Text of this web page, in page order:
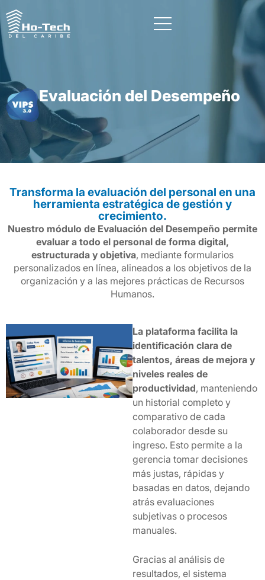
Evaluación del Desempeño
Transforma la evaluación del personal en una
herramienta estratégica de gestión y
crecimiento.
Nuestro módulo de Evaluación del Desempeño permite
evaluar a todo el personal de forma digital,
estructurada y objetiva, mediante formularios
personalizados en línea, alineados a los objetivos de la
organización y a las mejores prácticas de Recursos
Humanos.
La plataforma facilita la
identificación clara de
talentos, áreas de mejora y
niveles reales de
productividad, manteniendo
un historial completo y
comparativo de cada
colaborador desde su
ingreso. Esto permite a la
gerencia tomar decisiones
más justas, rápidas y
basadas en datos, dejando
atrás evaluaciones
subjetivas o procesos
manuales.
Gracias al análisis de
resultados, el sistema